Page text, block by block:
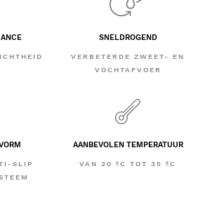
SNELDROGEND
VERBETERDE ZWEET- EN
VOCHTAFVOER
SLIP
AANBEVOLEN TEMPERATUUR
VAN 20 ºC TOT 35 ºC